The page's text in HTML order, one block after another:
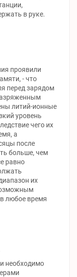
в руке.
проявили
- что
перед зарядом
литий-ионные
уровень
чего их
а
после
больше, чем
равно
их
любое время
необходимо